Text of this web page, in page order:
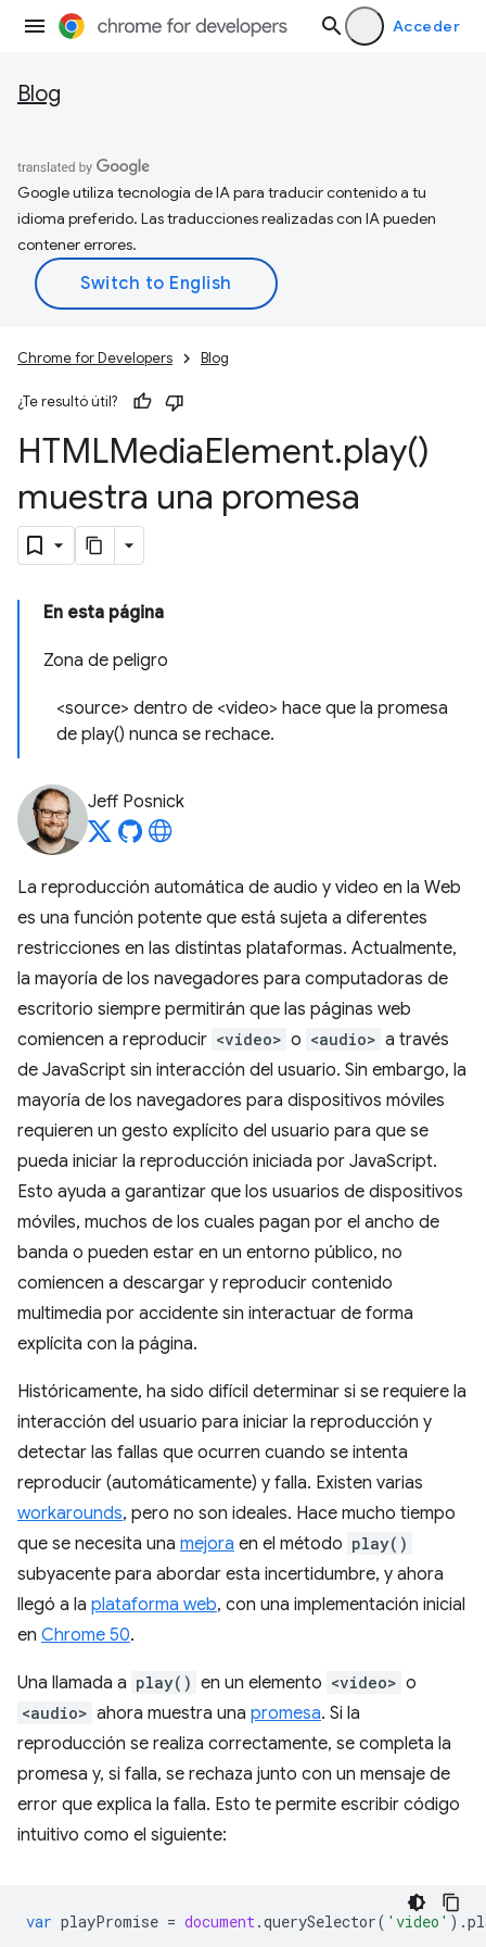
Acceder
Blog
Google utiliza tecnología de IA para traducir contenido a tu
idioma preferido. Las traducciones realizadas con IA pueden
contener errores.
Chrome for Developers Blog
¿Te resultó útil?
HTMLMediaElement.play()
muestra una promesa
En esta página
Zona de peligro
<source> dentro de <video> hace que la promesa
de play() nunca se rechace.
Jeff Posnick
La reproducción automática de audio y video en la Web
es una función potente que está sujeta a diferentes
restricciones en las distintas plataformas. Actualmente,
la mayoría de los navegadores para computadoras de
escritorio siempre permitirán que las páginas web
comiencen a reproducir <video> o <audio> a través
de JavaScript sin interacción del usuario. Sin embargo, la
mayoría de los navegadores para dispositivos móviles
requieren un gesto explícito del usuario para que se
pueda iniciar la reproducción iniciada por JavaScript.
Esto ayuda a garantizar que los usuarios de dispositivos
móviles, muchos de los cuales pagan por el ancho de
banda o pueden estar en un entorno público, no
comiencen a descargar y reproducir contenido
multimedia por accidente sin interactuar de forma
explícita con la página.
Históricamente, ha sido difícil determinar si se requiere la
interacción del usuario para iniciar la reproducción y
detectar las fallas que ocurren cuando se intenta
reproducir (automáticamente) y falla. Existen varias
workarounds, pero no son ideales. Hace mucho tiempo
que se necesita una mejora en el método play()
subyacente para abordar esta incertidumbre, y ahora
llegó a la plataforma web, con una implementación inicial
en Chrome 50.
Una llamada a play() en un elemento <video> o
<audio> ahora muestra una promesa. Si la
reproducción se realiza correctamente, se completa la
promesa y, si falla, se rechaza junto con un mensaje de
error que explica la falla. Esto te permite escribir código
intuitivo como el siguiente:
var playPromise = document.querySelector( 'video' ).